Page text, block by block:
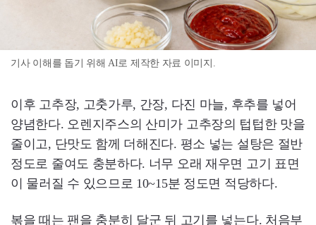
기사 이해를 돕기 위해 AI로 제작한 자료 이미지.
이후 고추장, 고춧가루, 간장, 다진 마늘, 후추를 넣어
양념한다. 오렌지주스의 산미가 고추장의 텁텁한 맛을
줄이고, 단맛도 함께 더해진다. 평소 넣는 설탕은 절반
정도로 줄여도 충분하다. 너무 오래 재우면 고기 표면
이 물러질 수 있으므로 10~15분 정도면 적당하다.
볶을 때는 팬을 충분히 달군 뒤 고기를 넣는다. 처음부